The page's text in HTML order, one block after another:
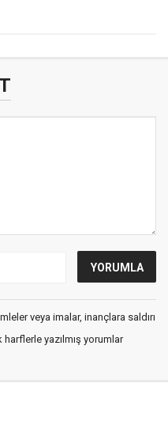
veya imalar, inançlara saldırı
yazılmış yorumlar